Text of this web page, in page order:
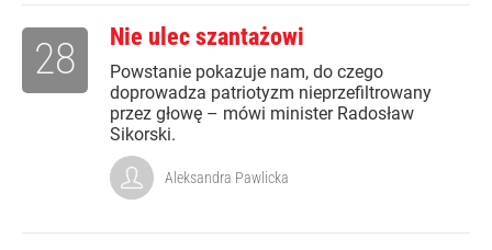
Nie ulec szantażowi
Powstanie pokazuje nam, do czego
doprowadza patriotyzm nieprzefiltrowany
przez głowę – mówi minister Radosław
Sikorski.
28
Aleksandra Pawlicka